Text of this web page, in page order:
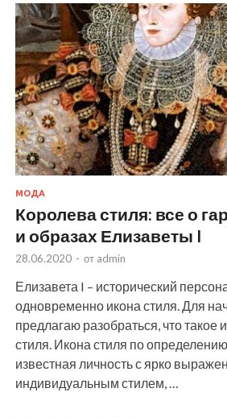
МОДА
Королева стиля: все о
и образах Елизаветы I
28.06.2020 - от admin
Елизавета I – исторический
одновременно икона стиля. Для
предлагаю разобраться, что такое
стиля. Икона стиля по
известная личность с ярко
индивидуальным стилем, …